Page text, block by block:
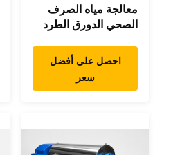
معالجة مياه الصرف
الصحي الدورق الطرد
احصل على أفضل
سعر